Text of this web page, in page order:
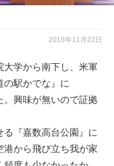
2016年11月22日
大学から南下し、米軍
の駅かでな』に
。興味が無いので証拠
る『嘉数高台公園』に
港から飛び立ち我が家